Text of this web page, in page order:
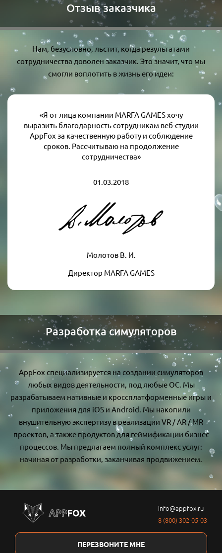
Отзыв заказчика
Нам, безусловно, льстит, когда результатами
сотрудничества доволен заказчик. Это значит, что мы
смогли воплотить в жизнь его идеи:
«Я от лица компании MARFA GAMES хочу
выразить благодарность сотрудникам веб-студии
AppFox за качественную работу и соблюдение
сроков. Рассчитываю на продолжение
сотрудничества»
01.03.2018
Молотов В. И.
Директор MARFA GAMES
Разработка симуляторов
AppFox специализируется на создании симуляторов
любых видов деятельности, под любые ОС. Мы
разрабатываем нативные и кроссплатформенные игры и
приложения для iOS и Android. Мы накопили
внушительную экспертизу в реализации VR / AR / MR
проектов, а также продуктов для геймификации бизнес
процессов. Мы предлагаем полный комплекс услуг:
начиная от разработки, заканчивая продвижением.
info@appfox.ru
8 (800) 302-05-03
ПЕРЕЗВОНИТЕ МНЕ